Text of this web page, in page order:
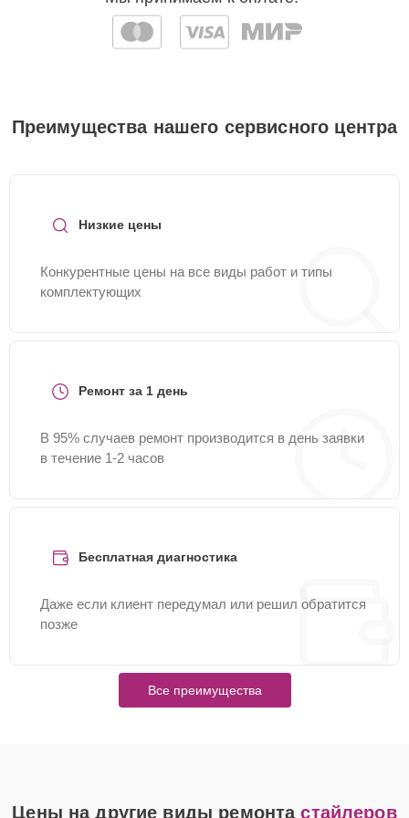
Преимущества нашего сервисного центра
Низкие цены
Конкурентные цены на все виды работ и типы
комплектующих
Ремонт за 1 день
В 95% случаев ремонт производится в день заявки
в течение 1-2 часов
Бесплатная диагностика
Даже если клиент передумал или решил обратится
позже
Все преимущества
Цены на другие виды ремонтастайлеров